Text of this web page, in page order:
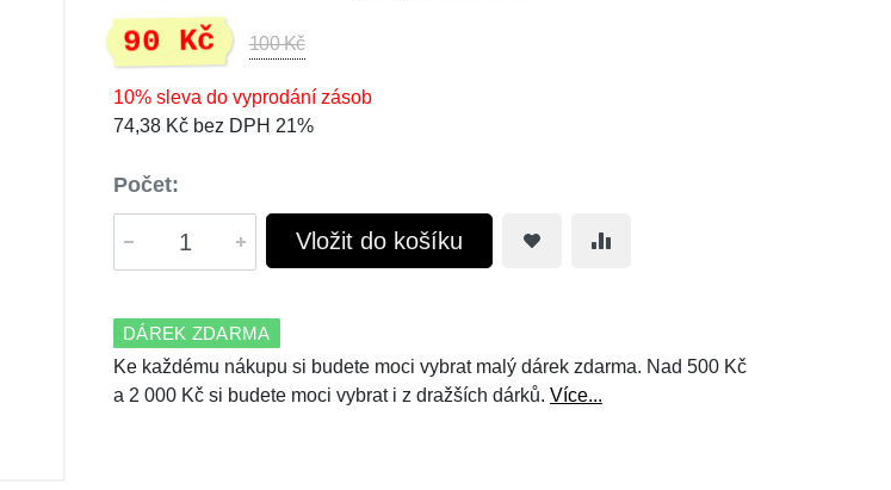
90 Kč 100 Kč
10% sleva do vyprodání zásob
74,38 Kč bez DPH 21%
Počet:
Vložit do košíku
DÁREK ZDARMA
Ke každému nákupu si budete moci vybrat malý dárek zdarma. Nad 500 Kč
a 2 000 Kč si budete moci vybrat i z dražších dárků. Více...